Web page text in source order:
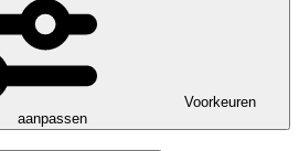
Voorkeuren
aanpassen